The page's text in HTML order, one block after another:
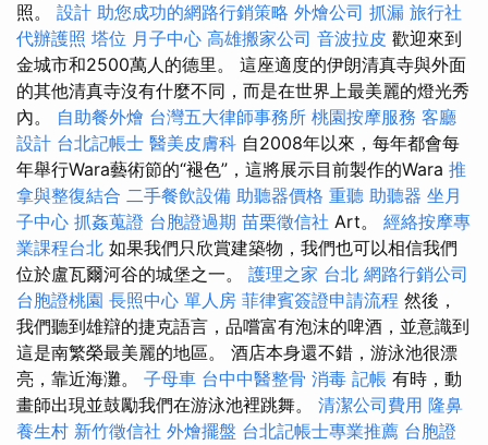
照。 設計 助您成功的網路行銷策略 外燴公司 抓漏 旅行社
代辦護照 塔位 月子中心 高雄搬家公司 音波拉皮 歡迎來到
金城市和2500萬人的德里。 這座適度的伊朗清真寺與外面
的其他清真寺沒有什麼不同，而是在世界上最美麗的燈光秀
內。 自助餐外燴 台灣五大律師事務所 桃園按摩服務 客廳
設計 台北記帳士 醫美皮膚科 自2008年以來，每年都會每
年舉行Wara藝術節的“褪色”，這將展示目前製作的Wara 推
拿與整復結合 二手餐飲設備 助聽器價格 重聽 助聽器 坐月
子中心 抓姦蒐證 台胞證過期 苗栗徵信社 Art。 經絡按摩專
業課程台北 如果我們只欣賞建築物，我們也可以相信我們
位於盧瓦爾河谷的城堡之一。 護理之家 台北 網路行銷公司
台胞證桃園 長照中心 單人房 菲律賓簽證申請流程 然後，
我們聽到雄辯的捷克語言，品嚐富有泡沫的啤酒，並意識到
這是南繁榮最美麗的地區。 酒店本身還不錯，游泳池很漂
亮，靠近海灘。 子母車 台中中醫整骨 消毒 記帳 有時，動
畫師出現並鼓勵我們在游泳池裡跳舞。 清潔公司費用 隆鼻
養生村 新竹徵信社 外燴擺盤 台北記帳士專業推薦 台胞證